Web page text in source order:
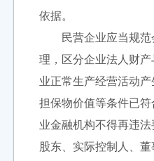
依据。
民营企业应当规范
理，区分企业法人财
业正常生产经营活动
担保物价值等条件已
业金融机构不得再违法
股东、实际控制人、